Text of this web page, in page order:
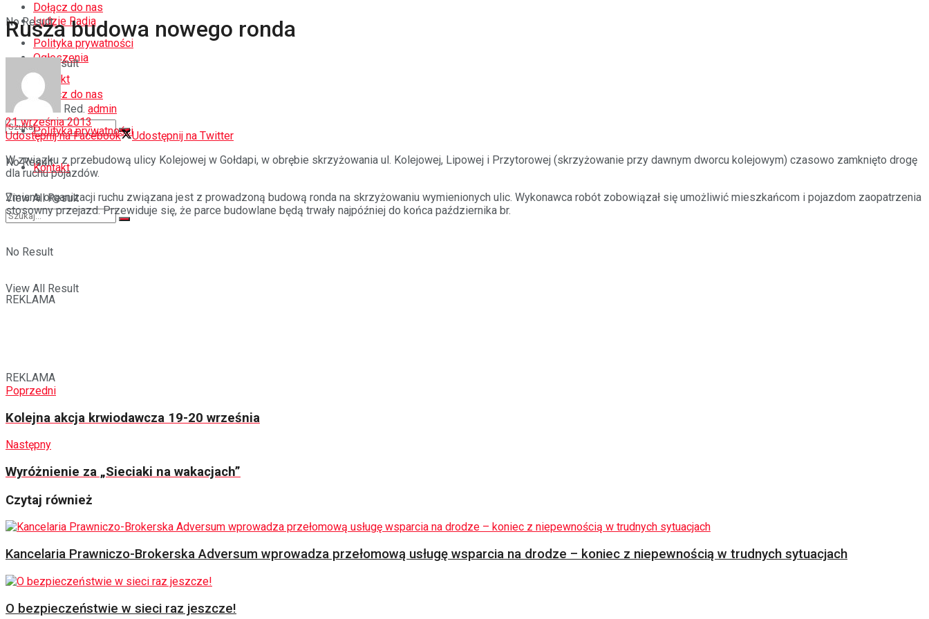
Dołącz do nas
Polityka prywatności
Kontakt
No Result
View All Result
Ludzie Radia
Ogłoszenia
Dołącz do nas
Polityka prywatności
Kontakt
No Result
View All Result
No Result
View All Result
Rusza budowa nowego ronda
Red. admin
21 września 2013
Udostępnij na Facebook
Udostępnij na Twitter
W związku z przebudową ulicy Kolejowej w Gołdapi, w obrębie skrzyżowania ul. Kolejowej, Lipowej i Przytorowej (skrzyżowanie przy dawnym dworcu kolejowym) czasowo zamknięto drogę
dla ruchu pojazdów.
Zmiana organizacji ruchu związana jest z prowadzoną budową ronda na skrzyżowaniu wymienionych ulic. Wykonawca robót zobowiązał się umożliwić mieszkańcom i pojazdom zaopatrzenia
stosowny przejazd. Przewiduje się, że parce budowlane będą trwały najpóźniej do końca października br.
REKLAMA
REKLAMA
Poprzedni
Kolejna akcja krwiodawcza 19-20 września
Następny
Wyróżnienie za „Sieciaki na wakacjach”
Czytaj również
Kancelaria Prawniczo-Brokerska Adversum wprowadza przełomową usługę wsparcia na drodze – koniec z niepewnością w trudnych sytuacjach
O bezpieczeństwie w sieci raz jeszcze!